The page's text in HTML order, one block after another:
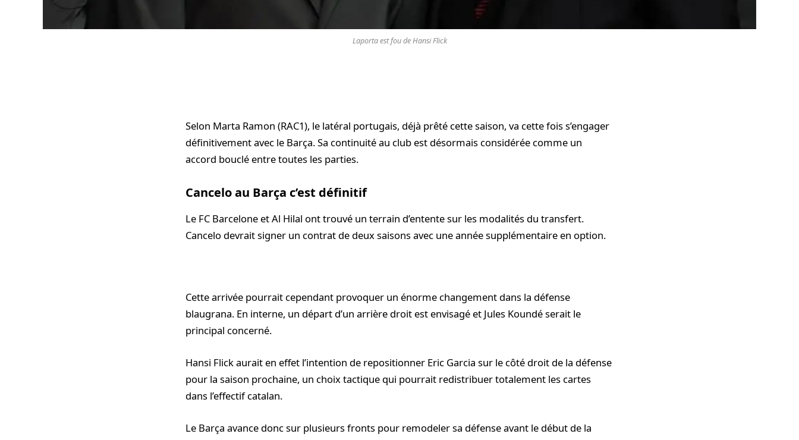
Laporta est fou de Hansi Flick
Selon Marta Ramon (RAC1), le latéral portugais, déjà prêté cette saison, va cette fois s’engager
définitivement avec le Barça. Sa continuité au club est désormais considérée comme un
accord bouclé entre toutes les parties.
Cancelo au Barça c’est définitif
Le FC Barcelone et Al Hilal ont trouvé un terrain d’entente sur les modalités du transfert.
Cancelo devrait signer un contrat de deux saisons avec une année supplémentaire en option.
Cette arrivée pourrait cependant provoquer un énorme changement dans la défense
blaugrana. En interne, un départ d’un arrière droit est envisagé et Jules Koundé serait le
principal concerné.
Hansi Flick aurait en effet l’intention de repositionner Eric Garcia sur le côté droit de la défense
pour la saison prochaine, un choix tactique qui pourrait redistribuer totalement les cartes
dans l’effectif catalan.
Le Barça avance donc sur plusieurs fronts pour remodeler sa défense avant le début de la